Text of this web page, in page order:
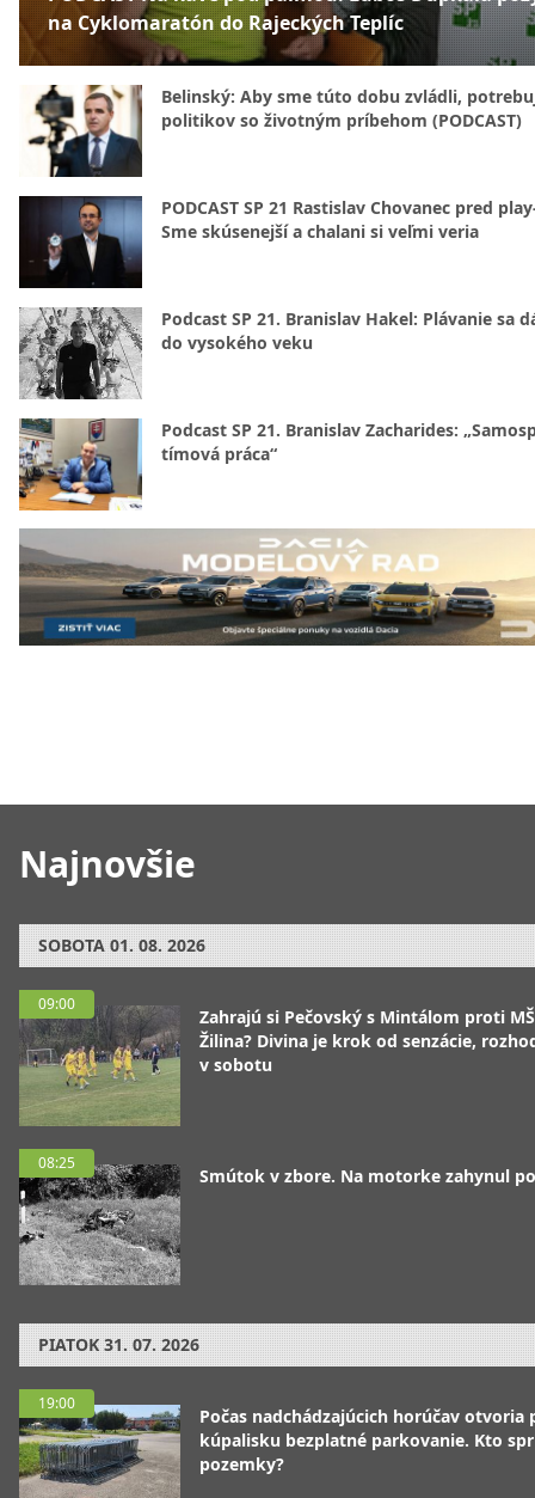
Najnovšie
SOBOTA 01. 08. 2026
09:00
Zahrajú si Pečovský s Mintálom proti
Žilina? Divina je krok od senzácie,
v sobotu
08:25
Smútok v zbore. Na motorke zahynul
PIATOK 31. 07. 2026
19:00
Počas nadchádzajúcich horúčav otvoria
kúpalisku bezplatné parkovanie. Kto
pozemky?
na Cyklomaratón do Rajeckých Teplíc
Belinský: Aby sme túto dobu zvládli,
politikov so životným príbehom (PODCAST)
PODCAST SP 21 Rastislav Chovanec pred
Sme skúsenejší a chalani si veľmi veria
Podcast SP 21. Branislav Hakel: Plávanie sa
do vysokého veku
Podcast SP 21. Branislav Zacharides:
tímová práca“